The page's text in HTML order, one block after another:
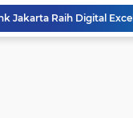
Jakarta Raih Digital